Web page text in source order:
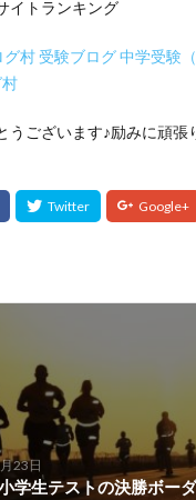
イトランキング
うございます♪励みに頑張
23日
学生テストの決勝ボー